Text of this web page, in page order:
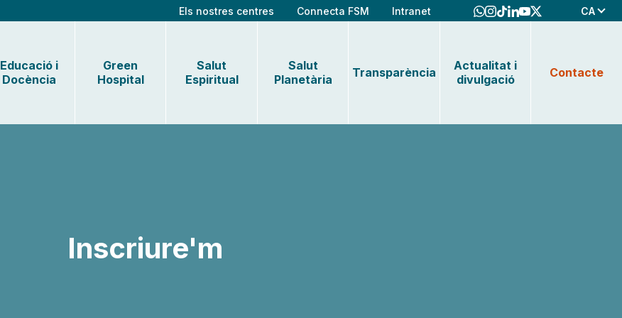
Els nostres centres Connecta FSM Intranet CA
Educació i
Docència
Green
Hospital
Salut
Espiritual
Salut
Planetària
Transparència
Actualitat i
divulgació
Contacte
Inscriure'm